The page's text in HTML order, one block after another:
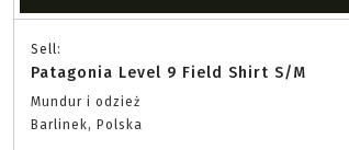
Sell:
Patagonia Level 9 Field Shirt S/M
Mundur i odzież
Barlinek, Polska